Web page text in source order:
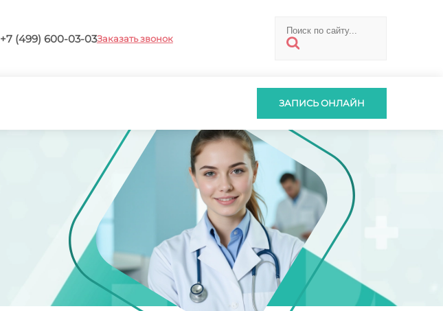
+7 (499) 600-03-03Заказать звонок
ЗАПИСЬ ОНЛАЙН